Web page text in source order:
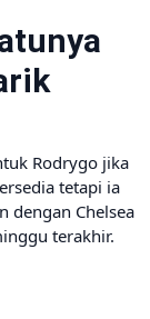
Rodrygo jika
tetapi ia
dengan Chelsea
terakhir.